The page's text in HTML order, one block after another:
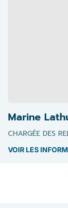
Marine
CHARGÉE DES
VOIR LES